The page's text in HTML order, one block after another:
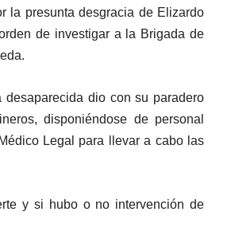
la presunta desgracia de Elizardo
de investigar a la Brigada de
dio con su paradero
disponiéndose de personal
Legal para llevar a cabo las
y si hubo o no intervención de